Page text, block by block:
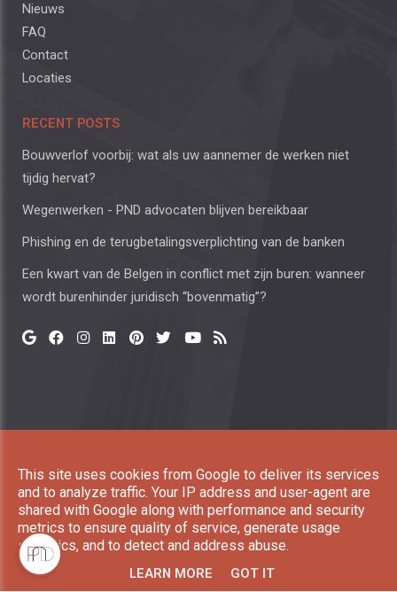
Nieuws
FAQ
Contact
Locaties
RECENT POSTS
Bouwverlof voorbij: wat als uw aannemer de werken niet
tijdig hervat?
Wegenwerken - PND advocaten blijven bereikbaar
Phishing en de terugbetalingsverplichting van de banken
Een kwart van de Belgen in conflict met zijn buren: wanneer
wordt burenhinder juridisch “bovenmatig”?
reserved. |Privacy & Cookies|UP-TO-DATE WebDesign
This site uses cookies from Google to deliver its services
and to analyze traffic. Your IP address and user-agent are
shared with Google along with performance and security
metrics to ensure quality of service, generate usage
statistics, and to detect and address abuse.
LEARN MORE GOT IT